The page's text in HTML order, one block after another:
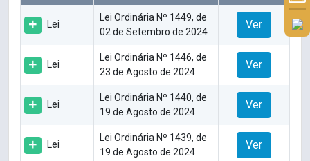
Lei
Lei Ordinária Nº 1449, de
02 de Setembro de 2024
Ver
Lei
Lei Ordinária Nº 1446, de
23 de Agosto de 2024
Ver
Lei
Lei Ordinária Nº 1440, de
19 de Agosto de 2024
Ver
Lei
Lei Ordinária Nº 1439, de
19 de Agosto de 2024
Ver